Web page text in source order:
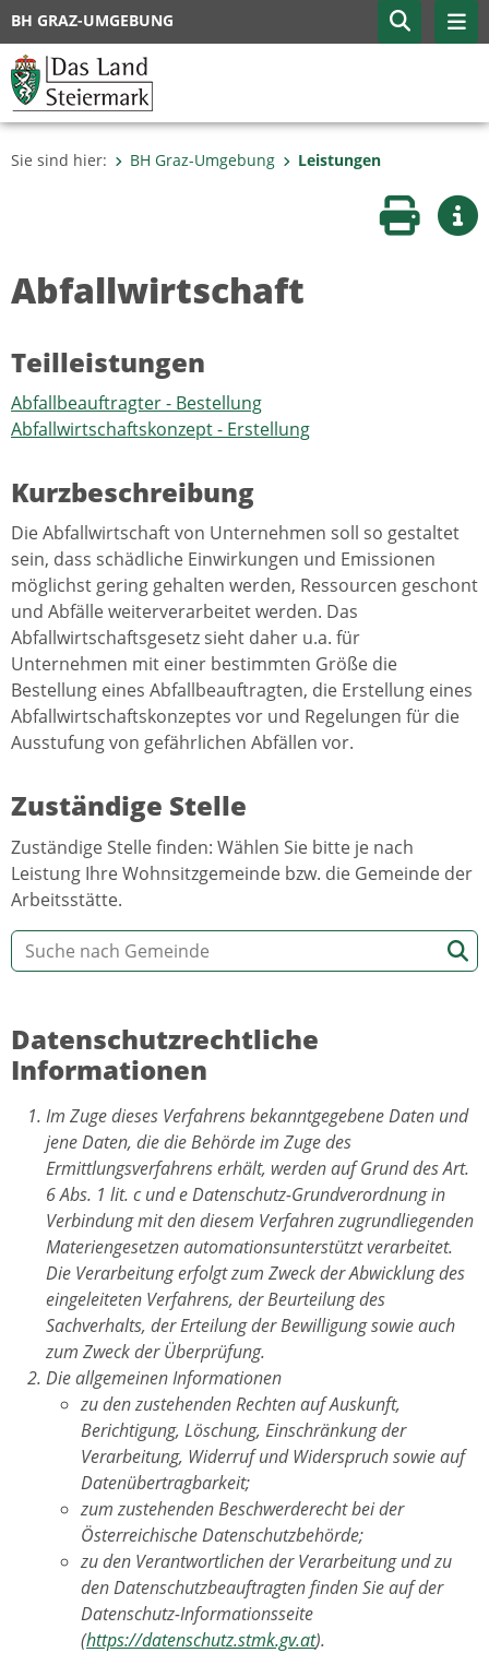
BH GRAZ-UMGEBUNG
Sie sind hier: BH Graz-Umgebung Leistungen
Seite
Abfallwirtschaft
Teilleistungen
Abfallbeauftragter - Bestellung
Abfallwirtschaftskonzept - Erstellung
Kurzbeschreibung
Die Abfallwirtschaft von Unternehmen soll so gestaltet
sein, dass schädliche Einwirkungen und Emissionen
möglichst gering gehalten werden, Ressourcen geschont
und Abfälle weiterverarbeitet werden. Das
Abfallwirtschaftsgesetz sieht daher u.a. für
Unternehmen mit einer bestimmten Größe die
Bestellung eines Abfallbeauftragten, die Erstellung eines
Abfallwirtschaftskonzeptes vor und Regelungen für die
Ausstufung von gefährlichen Abfällen vor.
Zuständige Stelle
Zuständige Stelle finden: Wählen Sie bitte je nach
Leistung Ihre Wohnsitzgemeinde bzw. die Gemeinde der
Arbeitsstätte.
Datenschutzrechtliche
Informationen
Im Zuge dieses Verfahrens bekanntgegebene Daten und
jene Daten, die die Behörde im Zuge des
Ermittlungsverfahrens erhält, werden auf Grund des Art.
6 Abs. 1 lit. c und e Datenschutz-Grundverordnung in
Verbindung mit den diesem Verfahren zugrundliegenden
Materiengesetzen automationsunterstützt verarbeitet.
Die Verarbeitung erfolgt zum Zweck der Abwicklung des
eingeleiteten Verfahrens, der Beurteilung des
Sachverhalts, der Erteilung der Bewilligung sowie auch
zum Zweck der Überprüfung.
Die allgemeinen Informationen
zu den zustehenden Rechten auf Auskunft,
Berichtigung, Löschung, Einschränkung der
Verarbeitung, Widerruf und Widerspruch sowie auf
Datenübertragbarkeit;
zum zustehenden Beschwerderecht bei der
Österreichische Datenschutzbehörde;
zu den Verantwortlichen der Verarbeitung und zu
den Datenschutzbeauftragten finden Sie auf der
Datenschutz-Informationsseite
(https://datenschutz.stmk.gv.at).